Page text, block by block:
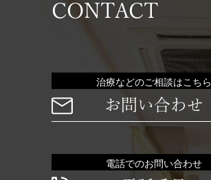
CONTACT
治療などのご相談はこちら
お問い合わせ
電話でのお問い合わせ